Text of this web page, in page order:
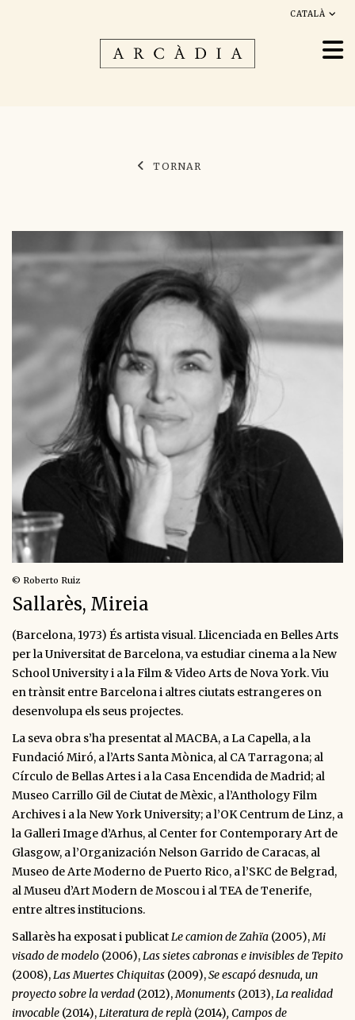
CATALÀ
TORNAR
© Roberto Ruiz
Sallarès, Mireia
(Barcelona, 1973) És artista visual. Llicenciada en Belles Arts
per la Universitat de Barcelona, va estudiar cinema a la New
School University i a la Film & Video Arts de Nova York. Viu
en trànsit entre Barcelona i altres ciutats estrangeres on
desenvolupa els seus projectes.
La seva obra s’ha presentat al MACBA, a La Capella, a la
Fundació Miró, a l’Arts Santa Mònica, al CA Tarragona; al
Círculo de Bellas Artes i a la Casa Encendida de Madrid; al
Museo Carrillo Gil de Ciutat de Mèxic, a l’Anthology Film
Archives i a la New York University; a l’OK Centrum de Linz, a
la Galleri Image d’Arhus, al Center for Contemporary Art de
Glasgow, a l’Organización Nelson Garrido de Caracas, al
Museo de Arte Moderno de Puerto Rico, a l’SKC de Belgrad,
al Museu d’Art Modern de Moscou i al TEA de Tenerife,
entre altres institucions.
Sallarès ha exposat i publicatLe camion de Zahïa (2005),Mi
visado de modelo (2006),Las sietes cabronas e invisibles de Tepito
(2008),Las Muertes Chiquitas (2009),Se escapó desnuda, un
proyecto sobre la verdad (2012),Monuments (2013),La realidad
invocable (2014),Literatura de replà (2014), Campos de